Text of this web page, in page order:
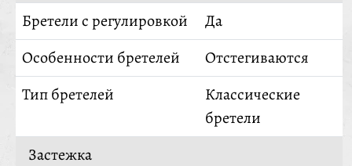
Бретели с регулировкой
Да
Особенности бретелей
Отстегиваются
Тип бретелей
Классические
бретели
Застежка